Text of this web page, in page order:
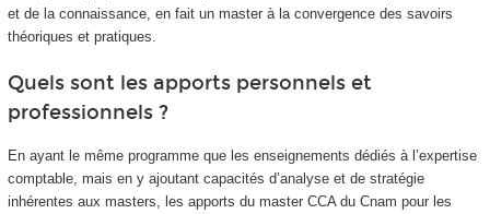
et de la connaissance, en fait un master à la convergence des savoirs
théoriques et pratiques.
Quels sont les apports personnels et
professionnels ?
En ayant le même programme que les enseignements dédiés à l’expertise
comptable, mais en y ajoutant capacités d’analyse et de stratégie
inhérentes aux masters, les apports du master CCA du Cnam pour les